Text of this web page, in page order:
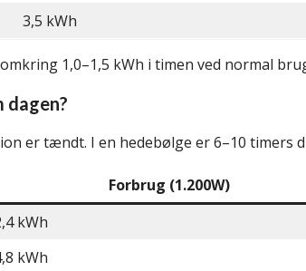
3,5 kWh
1,0–1,5 kWh i timen ved normal
er tændt. I en hedebølge er 6–10 timers
Forbrug (1.200W)
kWh
kWh